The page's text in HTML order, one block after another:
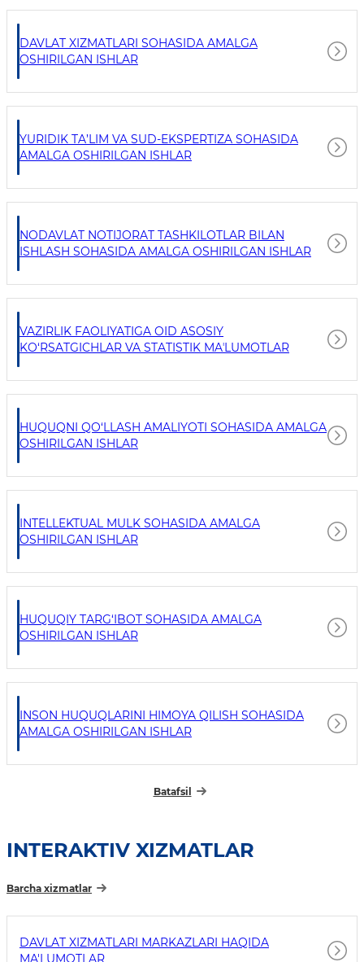
DAVLAT XIZMATLARI SOHASIDA AMALGA
OSHIRILGAN ISHLAR
YURIDIK TA’LIM VA SUD-EKSPERTIZA SOHASIDA
AMALGA OSHIRILGAN ISHLAR
NODAVLAT NOTIJORAT TASHKILOTLAR BILAN
ISHLASH SOHASIDA AMALGA OSHIRILGAN ISHLAR
VAZIRLIK FAOLIYATIGA OID ASOSIY
KO‘RSATGICHLAR VA STATISTIK MAʼLUMOTLAR
HUQUQNI QO‘LLASH AMALIYOTI SOHASIDA AMALGA
OSHIRILGAN ISHLAR
INTELLEKTUAL MULK SOHASIDA AMALGA
OSHIRILGAN ISHLAR
HUQUQIY TARG‘IBOT SOHASIDA AMALGA
OSHIRILGAN ISHLAR
INSON HUQUQLARINI HIMOYA QILISH SOHASIDA
AMALGA OSHIRILGAN ISHLAR
Batafsil
INTERAKTIV XIZMATLAR
Barcha xizmatlar
DAVLAT XIZMATLARI MARKAZLARI HAQIDA
MA'LUMOTLAR